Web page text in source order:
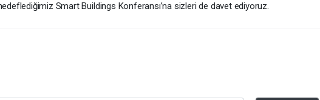
Smart Buildings Konferansı’na sizleri de davet ediyoruz.